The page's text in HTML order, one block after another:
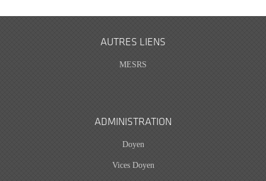
AUTRES LIENS
MESRS
ADMINISTRATION
Doyen
Vices Doyen